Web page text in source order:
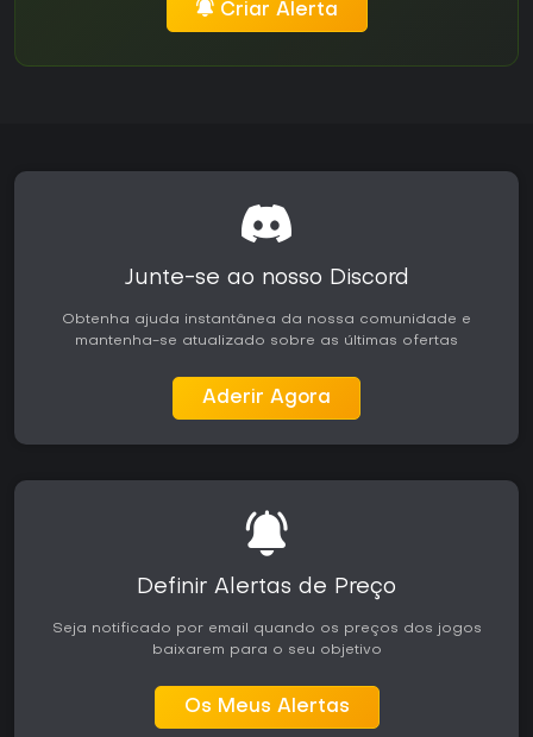
Criar Alerta
Junte-se ao nosso Discord
Obtenha ajuda instantânea da nossa comunidade e
mantenha-se atualizado sobre as últimas ofertas
Aderir Agora
Definir Alertas de Preço
Seja notificado por email quando os preços dos jogos
baixarem para o seu objetivo
Os Meus Alertas